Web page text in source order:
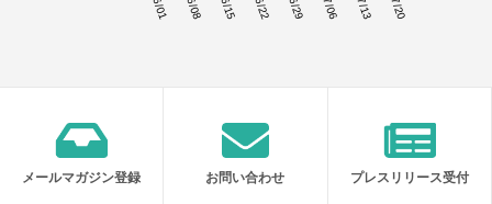
メールマガジン登録 お問い合わせ プレスリリース受付